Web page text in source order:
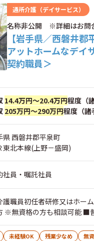
通所介護（デイサービス）
名称非公開 ※詳細はお問
【岩手県／西磐井
アットホームなデイ
契約職員＞
14.4万円～20.4万円程度（
205万円～290万円程度（諸
県 西磐井郡平泉町
東北本線(上野－盛岡)
社員・嘱託社員
職員初任者研修又はホー
※無資格の方も相談可能 ■
未経験OK 残業少なめ 無